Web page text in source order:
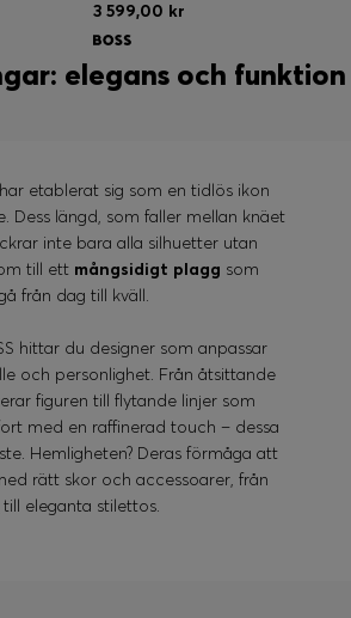
3 599,00 kr
elegans och funktion
etablerat sig som en tidlös ikon
Dess längd, som faller mellan knäet
inte bara alla silhuetter utan
till ett mångsidigt plagg som
från dag till kväll.
hittar du designer som anpassar
och personlighet. Från åtsittande
figuren till flytande linjer som
med en raffinerad touch – dessa
Hemligheten? Deras förmåga att
rätt skor och accessoarer, från
till eleganta stilettos.